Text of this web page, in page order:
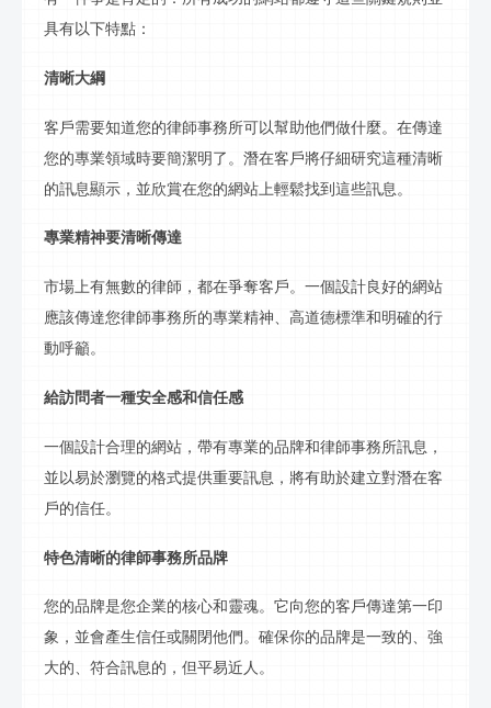
具有以下特點：
清晰大綱
客戶需要知道您的律師事務所可以幫助他們做什麼。在傳達
您的專業領域時要簡潔明了。潛在客戶將仔細研究這種清晰
的訊息顯示，並欣賞在您的網站上輕鬆找到這些訊息 。
專業精神要清晰傳達
市場上有無數的律師，都在爭奪客戶。一個設計良好的網站
應該傳達您律師事務所的專業精神、高道德標準和明確的行
動呼籲。
給訪問者一種安全感和信任感
一個設計合理的網站，帶有專業的品牌和律師事務所訊息 ，
並以易於瀏覽的格式提供重要訊息 ，將有助於建立對潛在客
戶的信任。
特色清晰的律師事務所品牌
您的品牌是您企業的核心和靈魂。它向您的客戶傳達第一印
象，並會產生信任或關閉他們。確保你的品牌是一致的、強
大的、符合訊息的，但平易近人。